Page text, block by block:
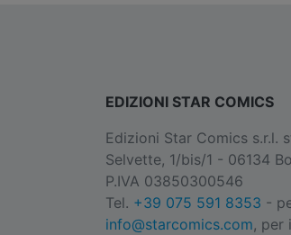
EDIZIONI STAR COMICS
Edizioni Star Comics s.r.l.
Selvette, 1/bis/1 - 06134
P.IVA 03850300546
Tel. +39 075 591 8353 -
info@starcomics.com, per